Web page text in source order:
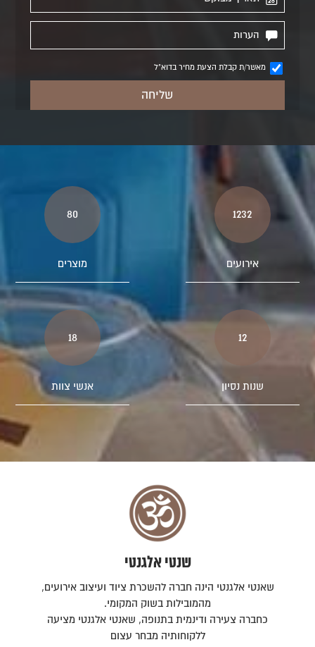
מאשר/ת קבלת הצעת מחיר בדוא"ל
1232
אירועים
80
מוצרים
12
שנות נסיון
18
אנשי צוות
שנטי אלגנטי
שאנטי אלגנטי הינה חברה להשכרת ציוד ועיצוב אירועים,
מהמובילות בשוק המקומי.
כחברה צעירה ודינמית בתנופה, שאנטי אלגנטי מציעה
ללקוחותיה מבחר עצום